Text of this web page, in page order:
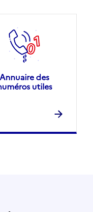
Annuaire des
utiles